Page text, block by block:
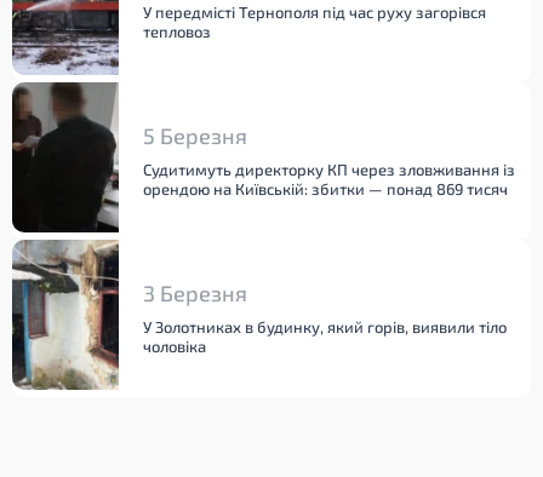
У передмісті Тернополя під час руху загорівся
тепловоз
5 Березня
Судитимуть директорку КП через зловживання із
орендою на Київській: збитки — понад 869 тисяч
3 Березня
У Золотниках в будинку, який горів, виявили тіло
чоловіка